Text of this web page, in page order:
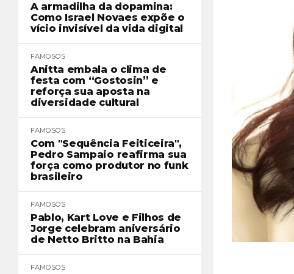
A armadilha da dopamina:
Como Israel Novaes expõe o
vício invisível da vida digital
FAMOSOS
Anitta embala o clima de
festa com “Gostosin” e
reforça sua aposta na
diversidade cultural
FAMOSOS
Com "Sequência Feiticeira",
Pedro Sampaio reafirma sua
força como produtor no funk
brasileiro
FAMOSOS
Pablo, Kart Love e Filhos de
Jorge celebram aniversário
de Netto Britto na Bahia
FAMOSOS